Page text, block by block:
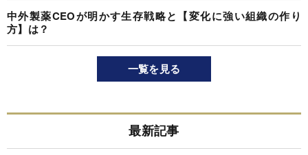
中外製薬CEOが明かす生存戦略と【変化に強い組織の作り
方】は？
一覧を見る
最新記事